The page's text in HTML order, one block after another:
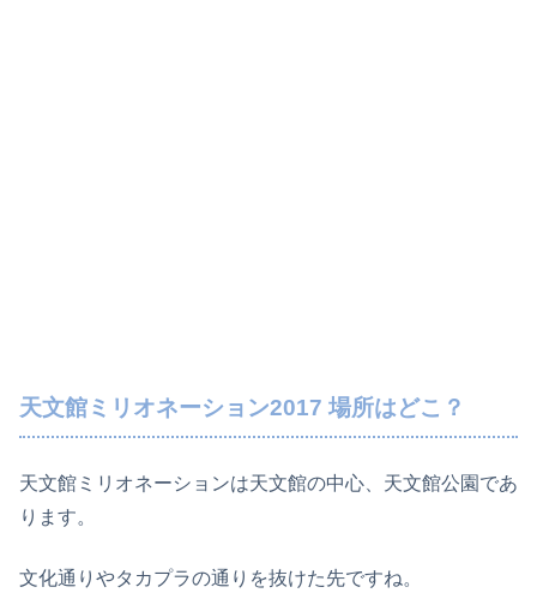
天文館ミリオネーション2017 場所はどこ？
天文館ミリオネーションは天文館の中心、天文館公園であ
ります。
文化通りやタカプラの通りを抜けた先ですね。